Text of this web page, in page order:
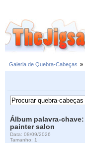
Galeria de Quebra-Cabeças »
Álbum palavra-chave:
painter salon
Data: 08/09/2026
Tamanho: 1